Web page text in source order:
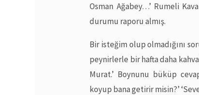
Osman Ağabey…’ Rumeli
durumu raporu almış.
Bir isteğim olup olmadığını
peynirlerle bir hafta daha
Murat.’ Boynunu büküp
koyup bana getirir misin?’